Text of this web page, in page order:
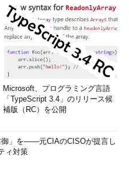
Microsoft、プログラミング言語
「TypeScript 3.4」のリリース候
補版（RC）を公開
御」を――元CIAのCISOが提言し
ィ対策